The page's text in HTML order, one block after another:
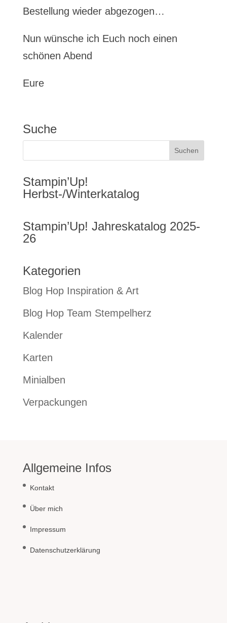
Bestellung wieder abgezogen…
Nun wünsche ich Euch noch einen
schönen Abend
Eure
Suche
Stampin’Up!
Herbst-/Winterkatalog
Stampin’Up! Jahreskatalog 2025-
26
Kategorien
Blog Hop Inspiration & Art
Blog Hop Team Stempelherz
Kalender
Karten
Minialben
Verpackungen
Allgemeine Infos
Kontakt
Über mich
Impressum
Datenschutzerklärung